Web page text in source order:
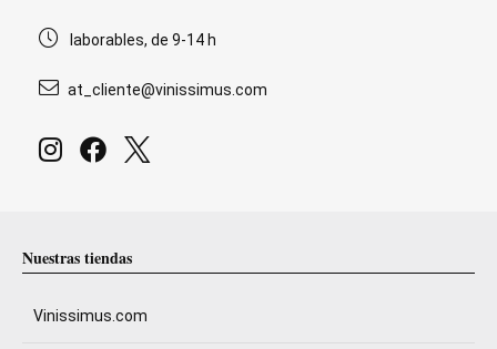
laborables, de 9-14 h
at_cliente@vinissimus.com
Nuestras tiendas
Vinissimus.com